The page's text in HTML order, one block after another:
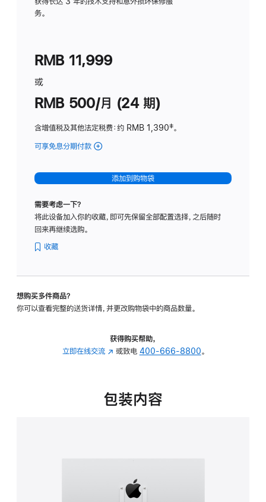
务。
RMB 11,999
或
RMB 500/月 (24 期)
含增值税及其他法定税费：约 RMB 1,390脚
‡。
可享免息分期付款 (Studio
-
标
璃
转
的
添加到购物袋
需要考虑一下？
将此设备加入你的收藏，即可先保留全部配置选择，之后随时
回来再继续选购。
收藏
想购买多件商品？
你可以查看完整的送货详情，并更改购物袋中的商品数量。
获得购买帮助，
立即在线交流 (在
中
或致电 400-666-8800。
包装内容